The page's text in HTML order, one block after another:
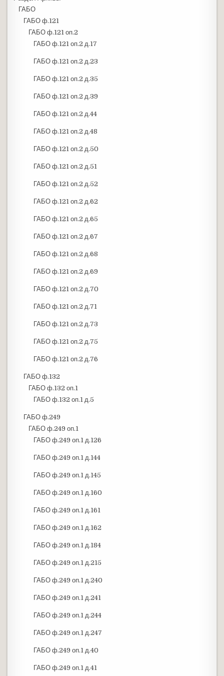
ГАБО
ГАБО ф.121
ГАБО ф.121 оп.2
ГАБО ф.121 оп.2 д.17
ГАБО ф.121 оп.2 д.23
ГАБО ф.121 оп.2 д.35
ГАБО ф.121 оп.2 д.39
ГАБО ф.121 оп.2 д.44
ГАБО ф.121 оп.2 д.48
ГАБО ф.121 оп.2 д.50
ГАБО ф.121 оп.2 д.51
ГАБО ф.121 оп.2 д.52
ГАБО ф.121 оп.2 д.62
ГАБО ф.121 оп.2 д.65
ГАБО ф.121 оп.2 д.67
ГАБО ф.121 оп.2 д.68
ГАБО ф.121 оп.2 д.69
ГАБО ф.121 оп.2 д.70
ГАБО ф.121 оп.2 д.71
ГАБО ф.121 оп.2 д.73
ГАБО ф.121 оп.2 д.75
ГАБО ф.121 оп.2 д.76
ГАБО ф.132
ГАБО ф.132 оп.1
ГАБО ф.132 оп.1 д.5
ГАБО ф.249
ГАБО ф.249 оп.1
ГАБО ф.249 оп.1 д.126
ГАБО ф.249 оп.1 д.144
ГАБО ф.249 оп.1 д.145
ГАБО ф.249 оп.1 д.160
ГАБО ф.249 оп.1 д.161
ГАБО ф.249 оп.1 д.162
ГАБО ф.249 оп.1 д.184
ГАБО ф.249 оп.1 д.215
ГАБО ф.249 оп.1 д.240
ГАБО ф.249 оп.1 д.241
ГАБО ф.249 оп.1 д.244
ГАБО ф.249 оп.1 д.247
ГАБО ф.249 оп.1 д.40
ГАБО ф.249 оп.1 д.41